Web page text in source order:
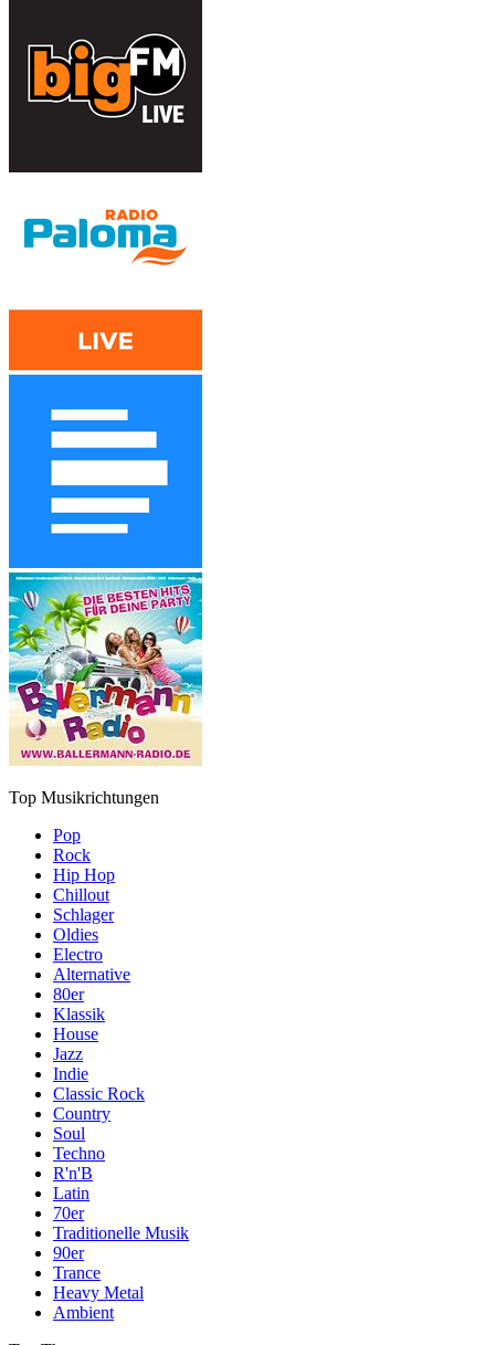
Top Musikrichtungen
Pop
Rock
Hip Hop
Chillout
Schlager
Oldies
Electro
Alternative
80er
Klassik
House
Jazz
Indie
Classic Rock
Country
Soul
Techno
R'n'B
Latin
70er
Traditionelle Musik
90er
Trance
Heavy Metal
Ambient